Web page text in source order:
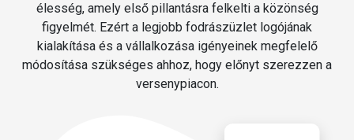
élesség, amely első pillantásra felkelti a közönség
figyelmét. Ezért a legjobb fodrászüzlet logójának
kialakítása és a vállalkozása igényeinek megfelelő
módosítása szükséges ahhoz, hogy előnyt szerezzen a
versenypiacon.